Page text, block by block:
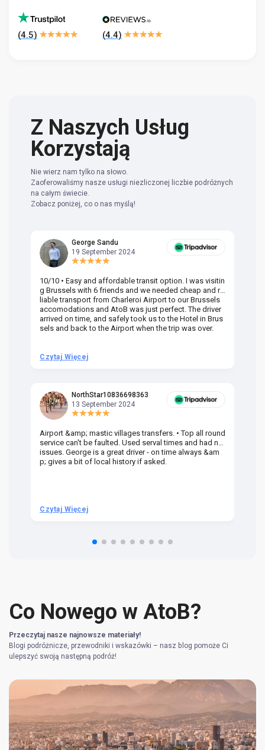
(4.5) (4.4)
Z Naszych Usług
Korzystają
Nie wierz nam tylko na słowo.
Zaoferowaliśmy nasze usługi niezliczonej liczbie podróżnych
na całym świecie.
Zobacz poniżej, co o nas myślą!
George Sandu
19 September 2024
10/10 • Easy and affordable transit option. I was visitin
g Brussels with 6 friends and we needed cheap and re
liable transport from Charleroi Airport to our Brussels
accomodations and AtoB was just perfect. The driver
arrived on time, and safely took us to the Hotel in Brus
sels and back to the Airport when the trip was over.
Czytaj Więcej
NorthStar10836698363
13 September 2024
Airport &amp; mastic villages transfers. • Top all round
service can't be faulted. Used serval times and had no
issues. George is a great driver - on time always &am
p; gives a bit of local history if asked.
Czytaj Więcej
Co Nowego w AtoB?
Przeczytaj nasze najnowsze materiały!
Blogi podróżnicze, przewodniki i wskazówki – nasz blog pomoże Ci
ulepszyć swoją następną podróż!